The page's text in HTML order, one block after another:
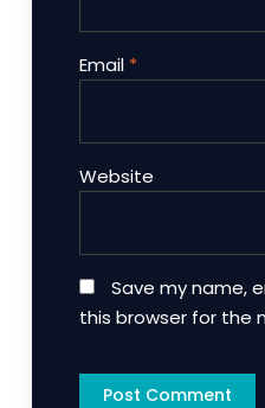
Email *
Website
Save my name,
this browser for the